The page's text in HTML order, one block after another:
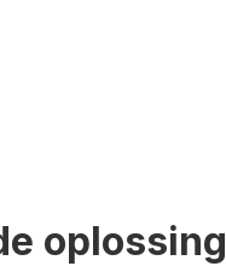
oplossing